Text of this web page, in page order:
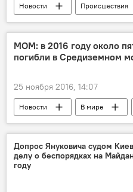
Новости Происшествия
В мире
Россия
МОМ: в 2016 году около
погибли в Средиземном
25 ноября 2016, 14:07
Новости В мире
Европа
погибшие
Допрос Януковича судом
делу о беспорядках на
году